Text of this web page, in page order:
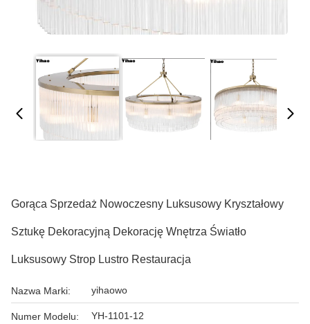
Gorąca Sprzedaż Nowoczesny Luksusowy Kryształowy
Sztukę Dekoracyjną Dekorację Wnętrza Światło
Luksusowy Strop Lustro Restauracja
Nazwa Marki: yihaowo
Numer Modelu: YH-1101-12